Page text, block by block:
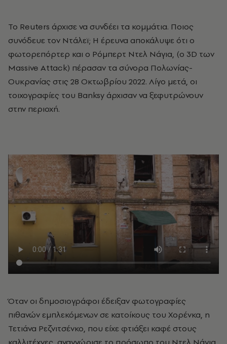
Το Reuters άρχισε να συνδέει τα κομμάτια. Ποιος
συνόδευε τον Ντάλεϊ; Η έρευνα αποκάλυψε ότι ο
φωτορεπόρτερ και ο Ρόμπερτ Ντελ Νάγια, (ο 3D των
Massive Attack) πέρασαν τα σύνορα Πολωνίας-
Ουκρανίας στις 28 Οκτωβρίου 2022. Λίγο μετά, οι
τοιχογραφίες του Banksy άρχισαν να ξεφυτρώνουν
στην περιοχή.
Όταν οι δημοσιογράφοι έδειξαν φωτογραφίες
πιθανών εμπλεκόμενων σε κατοίκους του Χορένκα, η
Τετιάνα Ρεζνιτσένκο, που είχε φτιάξει καφέ στους